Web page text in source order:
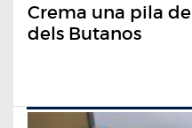
Crema una pila
dels Butanos